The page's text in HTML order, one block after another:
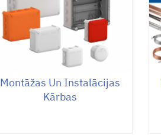
Montāžas Un Instalācijas
Kārbas